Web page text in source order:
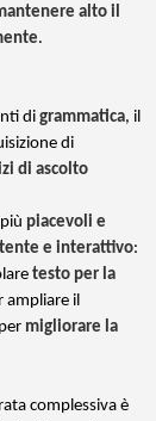
alto il
.
di grammatica, il
di
di ascolto
piacevoli e
e interattivo:
testo per la
ampliare il
per migliorare la
complessiva è